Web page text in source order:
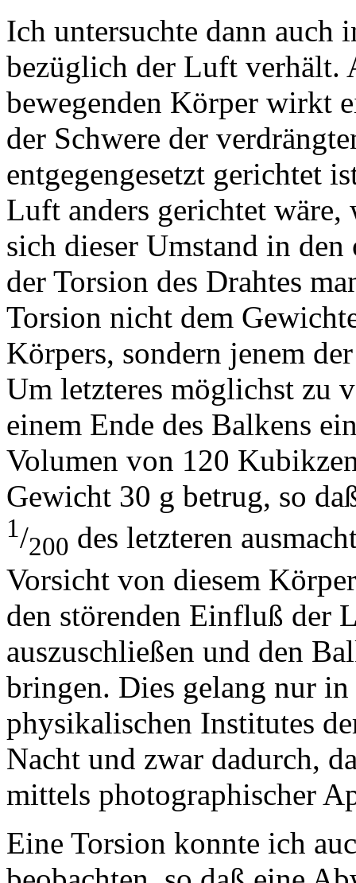
Ich untersuchte dann auch
bezüglich der Luft
bewegenden Körper wirkt
der Schwere der
entgegengesetzt gerichtet
Luft anders gerichtet wäre,
sich dieser Umstand in den
der Torsion des Drahtes
Torsion nicht dem
Körpers, sondern jenem
Um letzteres möglichst zu
einem Ende des Balkens
Volumen von 120
Gewicht 30 g betrug, so
1/200 des letzteren
Vorsicht von diesem
den störenden Einfluß der
auszuschließen und den
bringen. Dies gelang nur
physikalischen Institutes
Nacht und zwar dadurch,
mittels photographischer
Eine Torsion konnte ich